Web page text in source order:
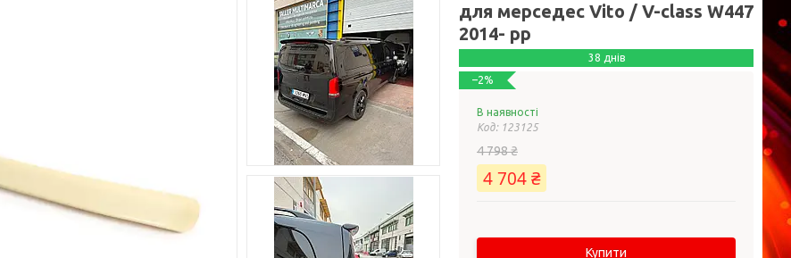
для мерседес Vito / V-class W447
2014- рр
38 днів
–2%
В наявності
Код: 123125
4 798 ₴
4 704 ₴
Купити